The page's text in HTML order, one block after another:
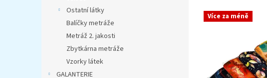
Ostatní látky
Balíčky metráže
Metráž 2. jakosti
Zbytkárna metráže
Vzorky látek
GALANTERIE
nV Více za méně